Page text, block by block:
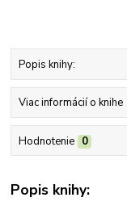
Popis knihy:
Viac informácií o knihe
Hodnotenie 0
Popis knihy: